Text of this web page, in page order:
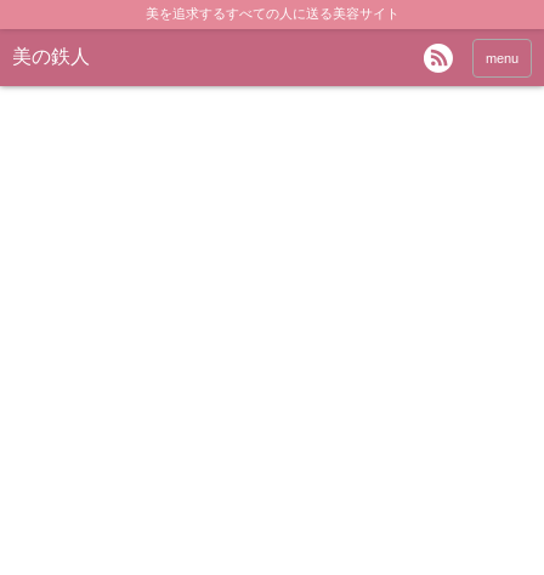
美を追求するすべての人に送る美容サイト
美の鉄人 menu